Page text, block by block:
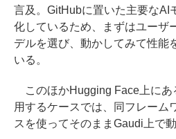
言及。GitHubに置いた主要なAI
化しているため、まずはユーザ
デルを選び、動かしてみて性能
いる。
このほかHugging Face上にあ
用するケースでは、同フレーム
スを使ってそのままGaudi上で